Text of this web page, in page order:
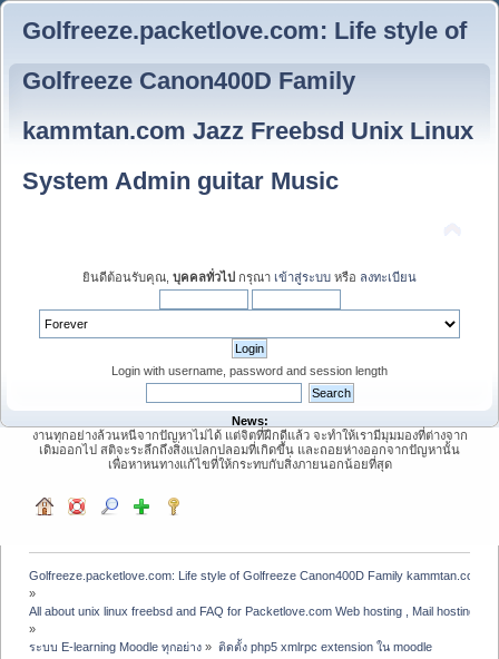
Golfreeze.packetlove.com: Life style of
Golfreeze Canon400D Family
kammtan.com Jazz Freebsd Unix Linux
System Admin guitar Music
ยินดีต้อนรับคุณ, บุคคลทั่วไป กรุณา เข้าสู่ระบบ หรือ ลงทะเบียน
Login with username, password and session length
News:
งานทุกอย่างล้วนหนีจากปัญหาไม่ได้ แต่จิตที่ฝึกดีแล้ว จะทำให้เรามีมุมมองที่ต่างจาก
เดิมออกไป สติจะระลึกถึงสิ่งแปลกปลอมที่เกิดขึ้น และถอยห่างออกจากปัญหานั้น
เพื่อหาหนทางแก้ไขที่ให้กระทบกับสิ่งภายนอกน้อยที่สุด
Golfreeze.packetlove.com: Life style of Golfreeze Canon400D Family kammtan.com
»
All about unix linux freebsd and FAQ for Packetlove.com Web hosting , Mail hosting ,
»
ระบบ E-learning Moodle ทุกอย่าง » ติดตั้ง php5 xmlrpc extension ใน moodle